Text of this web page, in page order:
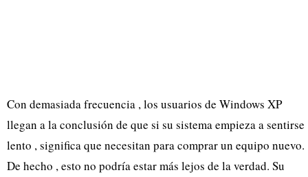
Con demasiada frecuencia , los usuarios de Windows XP
llegan a la conclusión de que si su sistema empieza a sentirse
lento , significa que necesitan para comprar un equipo nuevo.
De hecho , esto no podría estar más lejos de la verdad. Su